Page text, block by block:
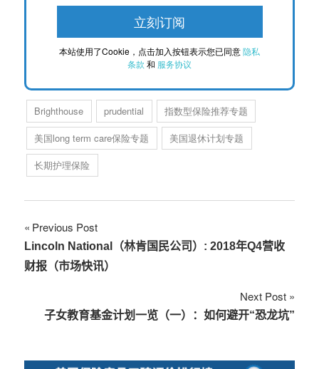
本站使用了Cookie，点击加入按钮表示您已同意隐私
条款 和 服务协议
Brighthouse prudential
指数型保险推荐专题
美国long term care保险专题
美国退休计划专题
长期护理保险
文
章
Previous Post
Lincoln National（林肯国民公司）: 2018年Q4营收
财报（市场快讯）
Next Post
子女教育基金计划一览（一）：如何避开“恐龙坑”